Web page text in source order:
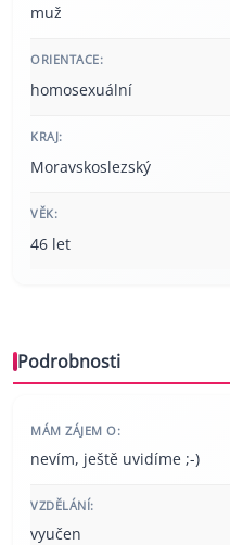
muž
ORIENTACE:
homosexuální
KRAJ:
Moravskoslezský
VĚK:
46 let
Podrobnosti
MÁM ZÁJEM O:
nevím, ještě uvidíme ;-)
VZDĚLÁNÍ:
vyučen